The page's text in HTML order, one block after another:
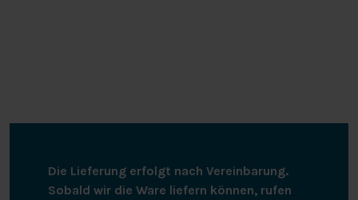
Die Lieferung erfolgt nach Vereinbarung.
Sobald wir die Ware liefern können, rufen